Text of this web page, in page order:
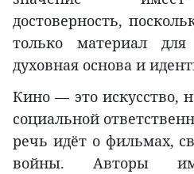
достоверность,
только материал
духовная основа и
Кино — это искусство,
социальной
речь идёт о фильмах,
войны. Авторы